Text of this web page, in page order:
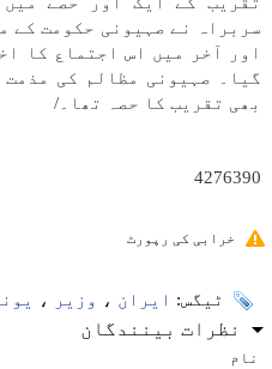
سربراہ نے صہیونی حکومت کے
اور آخر میں اس اجتماع کا
گیا۔ صہیونی مظالم کی
بھی تقریب کا حصہ تھا۔/
4276390
خرابی کی رپورٹ
ٹیگس: ایران ، وزیر ،
نظرات بینندگان
نام